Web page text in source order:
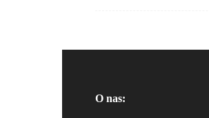
O nas: